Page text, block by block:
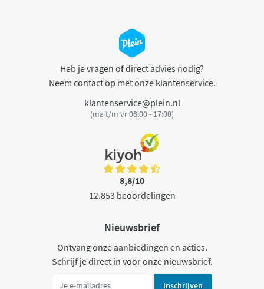
Heb je vragen of direct advies nodig?
Neem contact op met onze klantenservice.
klantenservice@plein.nl
(ma t/m vr 08:00 - 17:00)
8,8/10
12.853 beoordelingen
Nieuwsbrief
Ontvang onze aanbiedingen en acties.
Schrijf je direct in voor onze nieuwsbrief.
Inschrijven